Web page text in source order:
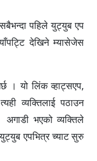
पहिले युट्युब एप
देखिने म्यासेजेस
। यो लिंक व्हाट्सएप,
व्यक्तिलाई पठाउन
भएको व्यक्तिले
एपभित्र च्याट सुरु